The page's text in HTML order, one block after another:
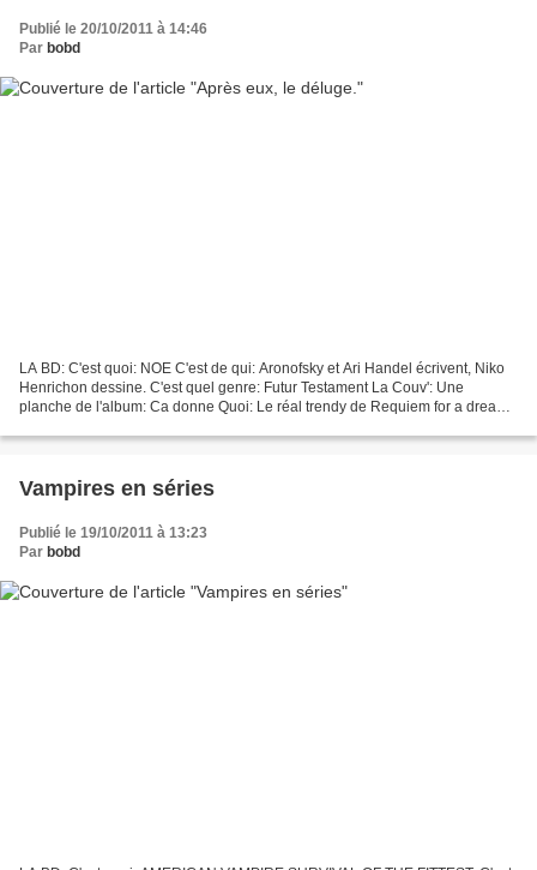
Publié le 20/10/2011 à 14:46
Par bobd
LA BD: C'est quoi: NOE C'est de qui: Aronofsky et Ari Handel écrivent, Niko
Henrichon dessine. C'est quel genre: Futur Testament La Couv': Une
planche de l'album: Ca donne Quoi: Le réal trendy de Requiem for a dream
Vampires en séries
Publié le 19/10/2011 à 13:23
Par bobd